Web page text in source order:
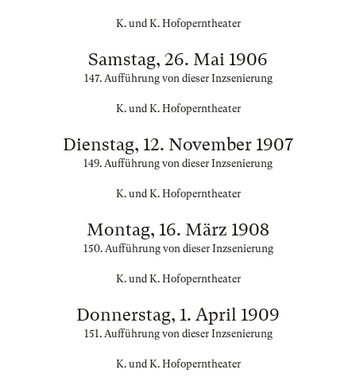
K. und K. Hofoperntheater
Samstag, 26. Mai 1906
147. Aufführung von dieser Inzsenierung
K. und K. Hofoperntheater
Dienstag, 12. November 1907
149. Aufführung von dieser Inzsenierung
K. und K. Hofoperntheater
Montag, 16. März 1908
150. Aufführung von dieser Inzsenierung
K. und K. Hofoperntheater
Donnerstag, 1. April 1909
151. Aufführung von dieser Inzsenierung
K. und K. Hofoperntheater